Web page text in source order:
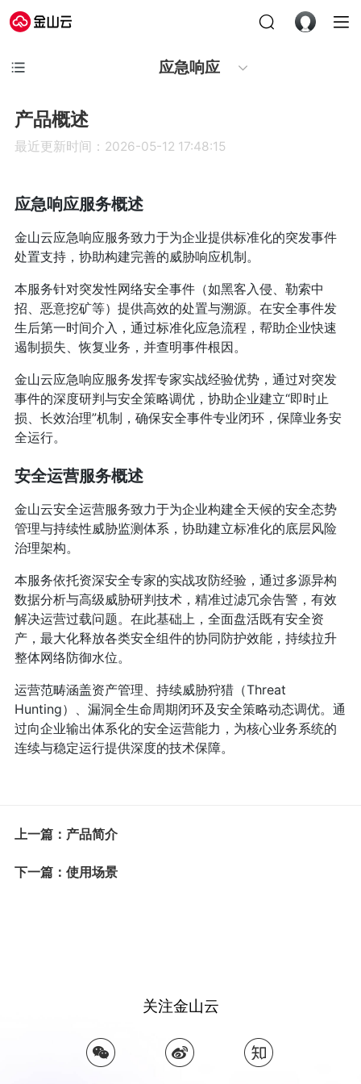
应急响应
产品概述
最近更新时间：2026-05-12 17:48:15
应急响应服务概述
金山云应急响应服务致力于为企业提供标准化的突发事件
处置支持，协助构建完善的威胁响应机制。
本服务针对突发性网络安全事件（如黑客入侵、勒索中
招、恶意挖矿等）提供高效的处置与溯源。在安全事件发
生后第一时间介入，通过标准化应急流程，帮助企业快速
遏制损失、恢复业务，并查明事件根因。
金山云应急响应服务发挥专家实战经验优势，通过对突发
事件的深度研判与安全策略调优，协助企业建立“即时止
损、长效治理”机制，确保安全事件专业闭环，保障业务安
全运行。
安全运营服务概述
金山云安全运营服务致力于为企业构建全天候的安全态势
管理与持续性威胁监测体系，协助建立标准化的底层风险
治理架构。
本服务依托资深安全专家的实战攻防经验，通过多源异构
数据分析与高级威胁研判技术，精准过滤冗余告警，有效
解决运营过载问题。在此基础上，全面盘活既有安全资
产，最大化释放各类安全组件的协同防护效能，持续拉升
整体网络防御水位。
运营范畴涵盖资产管理、持续威胁狩猎（Threat
Hunting）、漏洞全生命周期闭环及安全策略动态调优。通
过向企业输出体系化的安全运营能力，为核心业务系统的
连续与稳定运行提供深度的技术保障。
上一篇：产品简介
下一篇：使用场景
关注金山云